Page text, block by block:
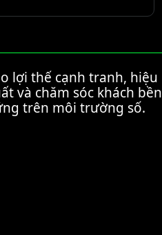
lợi thế cạnh tranh, hiệu
và chăm sóc khách bền
trên môi trường số.